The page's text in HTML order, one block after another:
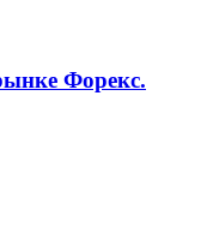
Форекс.